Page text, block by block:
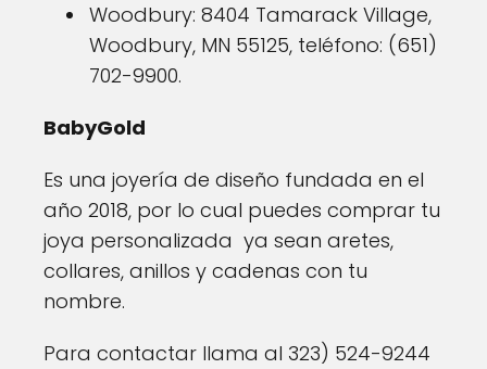
Woodbury: 8404 Tamarack Village,
Woodbury, MN 55125, teléfono: (651)
702-9900.
BabyGold
Es una joyería de diseño fundada en el
año 2018, por lo cual puedes comprar tu
joya personalizada ya sean aretes,
collares, anillos y cadenas con tu
nombre.
Para contactar llama al 323) 524-9244